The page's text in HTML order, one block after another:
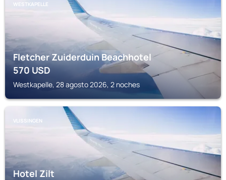
WESTKAPELLE
Fletcher Zuiderduin Beachhotel
570USD
Westkapelle, 28 agosto 2026, 2 noches
VLISSINGEN
Hotel Zilt